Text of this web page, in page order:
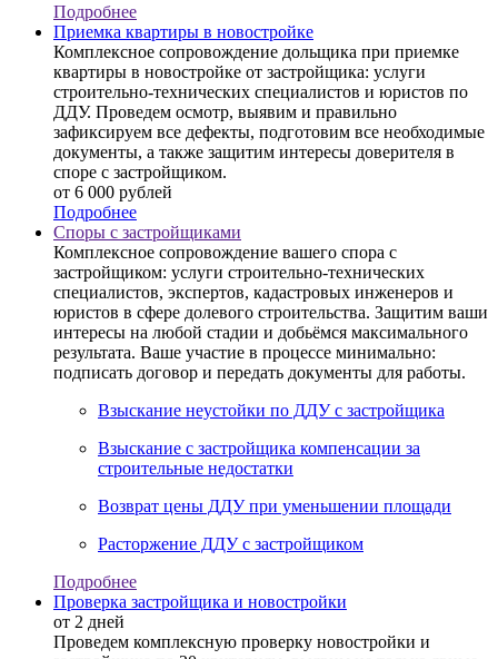
Подробнее
Приемка квартиры в новостройке
Комплексное сопровождение дольщика при приемке
квартиры в новостройке от застройщика: услуги
строительно-технических специалистов и юристов по
ДДУ. Проведем осмотр, выявим и правильно
зафиксируем все дефекты, подготовим все необходимые
документы, а также защитим интересы доверителя в
споре с застройщиком.
от 6 000 рублей
Подробнее
Споры с застройщиками
Комплексное сопровождение вашего спора с
застройщиком: услуги строительно-технических
специалистов, экспертов, кадастровых инженеров и
юристов в сфере долевого строительства. Защитим ваши
интересы на любой стадии и добьёмся максимального
результата. Ваше участие в процессе минимально:
подписать договор и передать документы для работы.
Взыскание неустойки по ДДУ с застройщика
Взыскание с застройщика компенсации за
строительные недостатки
Возврат цены ДДУ при уменьшении площади
Расторжение ДДУ с застройщиком
Подробнее
Проверка застройщика и новостройки
от 2 дней
Проведем комплексную проверку новостройки и